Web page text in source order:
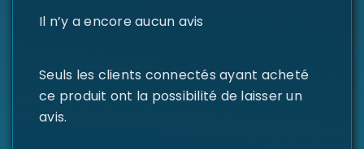
Il n’y a encore aucun avis
Seuls les clients connectés ayant acheté
ce produit ont la possibilité de laisser un
avis.